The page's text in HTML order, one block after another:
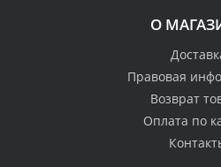
О
Правовая
Возврат
Оплата по